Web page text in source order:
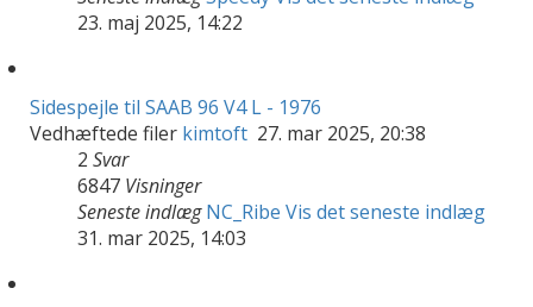
23. maj 2025, 14:22
Sidespejle til SAAB 96 V4 L - 1976
Vedhæftede filer kimtoft 27. mar 2025, 20:38
2 Svar
6847 Visninger
Seneste indlægNC_Ribe Vis det seneste indlæg
31. mar 2025, 14:03